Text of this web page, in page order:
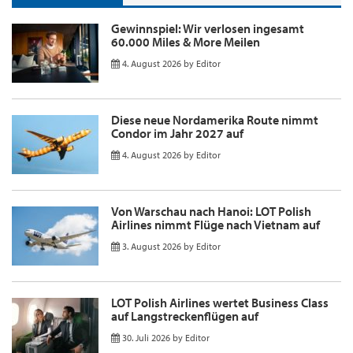
Gewinnspiel: Wir verlosen ingesamt
60.000 Miles & More Meilen
4. August 2026 by Editor
Diese neue Nordamerika Route nimmt
Condor im Jahr 2027 auf
4. August 2026 by Editor
Von Warschau nach Hanoi: LOT Polish
Airlines nimmt Flüge nach Vietnam auf
3. August 2026 by Editor
LOT Polish Airlines wertet Business Class
auf Langstreckenflügen auf
30. Juli 2026 by Editor